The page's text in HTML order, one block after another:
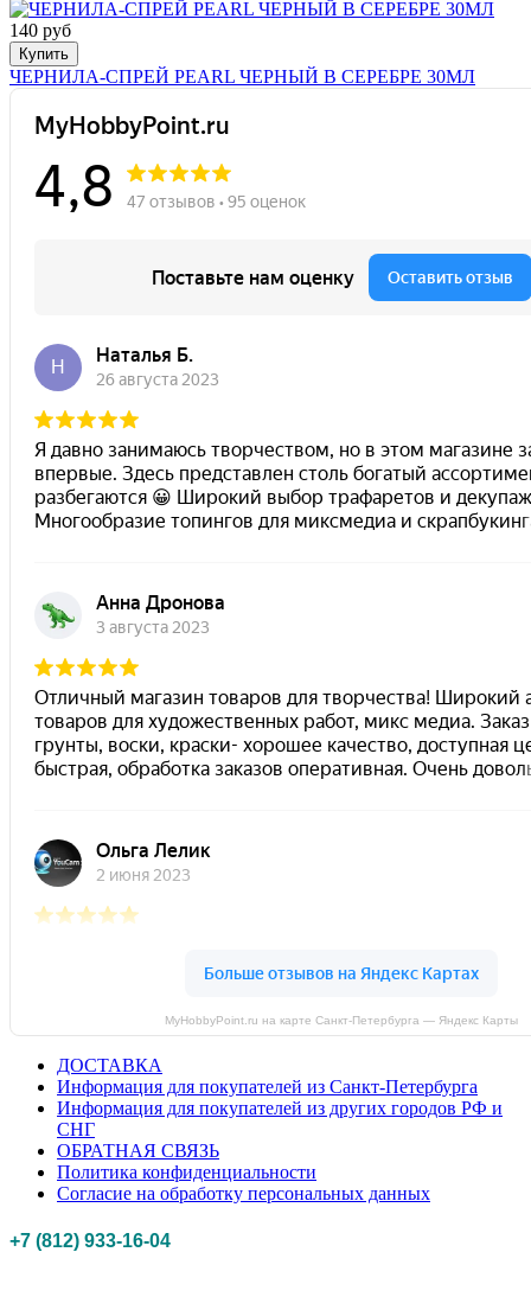
140 руб
Купить
ЧЕРНИЛА-СПРЕЙ PEARL ЧЕРНЫЙ В СЕРЕБРЕ 30МЛ
MyHobbyPoint.ru на карте Санкт‑Петербурга — Яндекс Карты
ДОСТАВКА
Информация для покупателей из Санкт-Петербурга
Информация для покупателей из других городов РФ и
СНГ
ОБРАТНАЯ СВЯЗЬ
Политика конфиденциальности
Согласие на обработку персональных данных
+7 (812) 933-16-04